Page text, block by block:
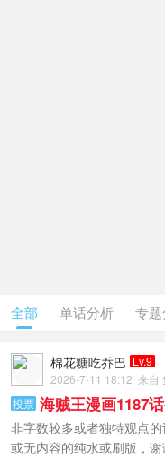
全部 单话分析 专
棉花糖吃乔巴 Lv.9
2026-7-11 18:12 来自
投票 海贼王漫画1187
非字数较多或者独特观点
或无内容的纯水或刷版，